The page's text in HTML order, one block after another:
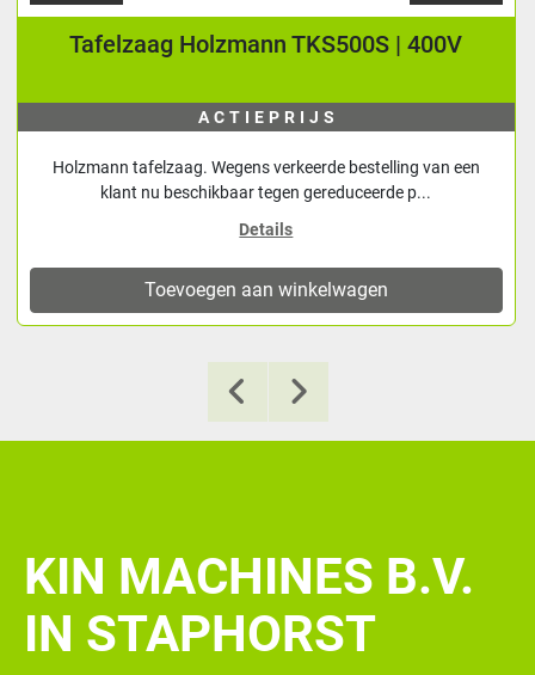
Tafelzaag Holzmann TKS500S | 400V
ACTIEPRIJS
Holzmann tafelzaag. Wegens verkeerde bestelling van een
klant nu beschikbaar tegen gereduceerde p...
Details
Toevoegen aan winkelwagen
KIN MACHINES B.V.
IN STAPHORST